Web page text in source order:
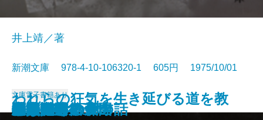
人間そっくり
櫻守
おのぞみの結末
俗物図鑑
眼の気流
人生論
われらの狂気を生き延びる道を教
あとのない仮名
仮装集団
後白河院
井上靖／著
新潮文庫 978-4-10-106320-1 605円 1975/10/01
文庫電子書籍あり
母なるもの
悪魔のいる天国
高熱隧道
花埋み
愛の試み
恋人たちの森
ここだけの女の話
小泉八雲集
家族八景
役員室午後三時